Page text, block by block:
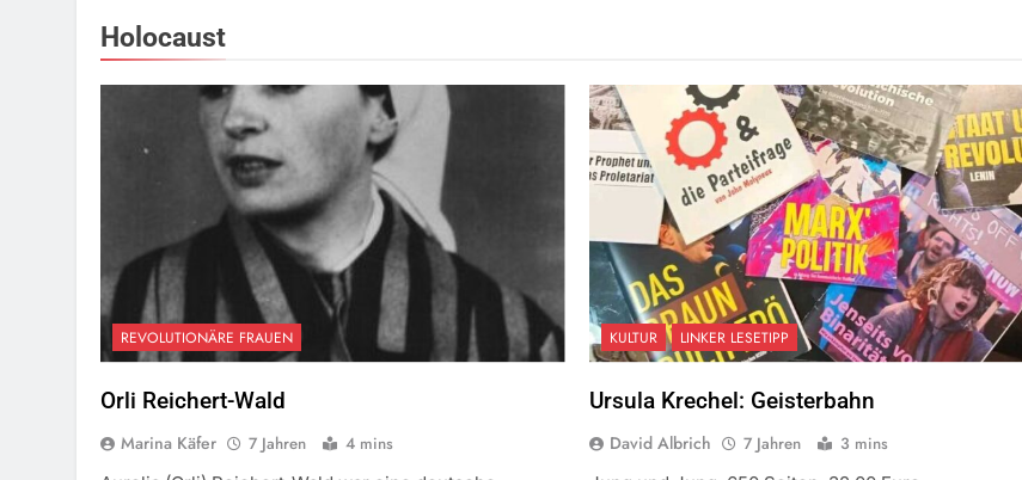
Holocaust
REVOLUTIONÄRE FRAUEN
Orli Reichert-Wald
Marina Käfer 7 Jahren
4 mins
KULTUR LINKER LESETIPP
Ursula Krechel: Geisterbahn
David Albrich 7 Jahren
3 mins